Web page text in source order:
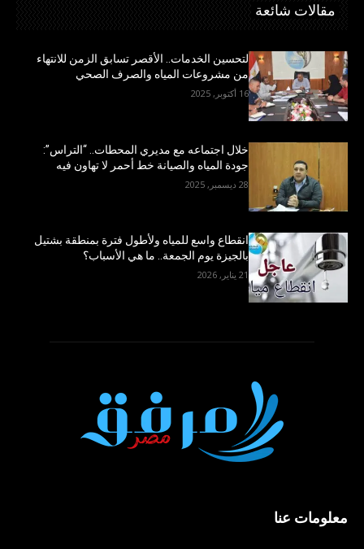
مقالات شائعة
لتحسين الخدمات.. الأقصر تسابق الزمن للانتهاء
من مشروعات المياه والصرف الصحي
16 أكتوبر, 2025
خلال اجتماعه مع مديري المحطات.. “التراس”:
جودة المياه والصيانة خط أحمر لا تهاون فيه
28 ديسمبر, 2025
انقطاع واسع للمياه ولأطول فترة بمنطقة بشتيل
بالجيزة يوم الجمعة.. ما هي الأسباب؟
21 يناير, 2026
معلومات عنا